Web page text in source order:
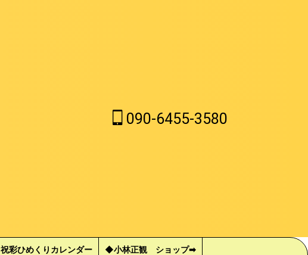
090-6455-3580
祝彩ひめくりカレンダー ◆小林正観 ショップ➡